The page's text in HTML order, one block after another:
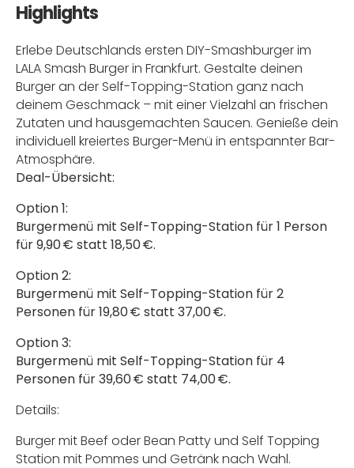
Highlights
Erlebe Deutschlands ersten DIY-Smashburger im
LALA Smash Burger in Frankfurt. Gestalte deinen
Burger an der Self-Topping-Station ganz nach
deinem Geschmack – mit einer Vielzahl an frischen
Zutaten und hausgemachten Saucen. Genieße dein
individuell kreiertes Burger-Menü in entspannter Bar-
Atmosphäre.
Deal-Übersicht:
Option 1:
Burgermenü mit Self-Topping-Station für 1 Person
für 9,90 € statt 18,50 €.
Option 2:
Burgermenü mit Self-Topping-Station für 2
Personen für 19,80 € statt 37,00 €.
Option 3:
Burgermenü mit Self-Topping-Station für 4
Personen für 39,60 € statt 74,00 €.
Details:
Burger mit Beef oder Bean Patty und Self Topping
Station mit Pommes und Getränk nach Wahl.